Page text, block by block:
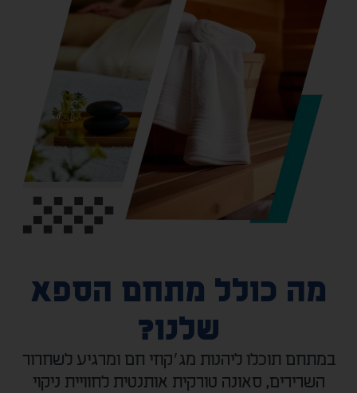
מה כולל מתחם הספא
שלנו?
במתחם תוכלו ליהנות מג׳קוזי חם ומרגיע לשחרור
השרירים, סאונה טורקית אותנטית לחוויית ניקוי